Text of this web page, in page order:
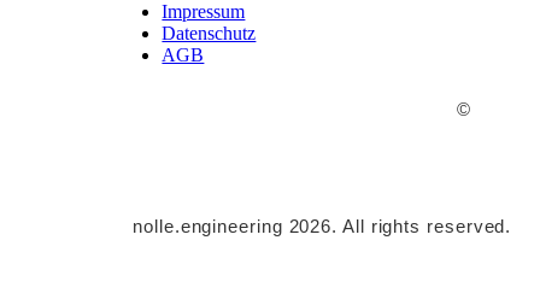
Impressum
Datenschutz
AGB
©
nolle.engineering 2026. All rights reserved.